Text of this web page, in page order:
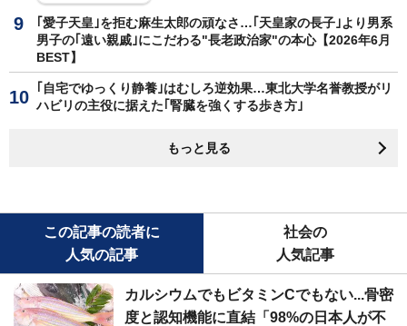
｢愛子天皇｣を拒む麻生太郎の頑なさ…｢天皇家の長子｣より男系
男子の｢遠い親戚｣にこだわる"長老政治家"の本心【2026年6月
BEST】
｢自宅でゆっくり静養｣はむしろ逆効果…東北大学名誉教授がリ
ハビリの主役に据えた｢腎臓を強くする歩き方｣
もっと見る
この記事の読者に
人気の記事
社会の
人気記事
カルシウムでもビタミンCでもない...骨密
度と認知機能に直結「98%の日本人が不